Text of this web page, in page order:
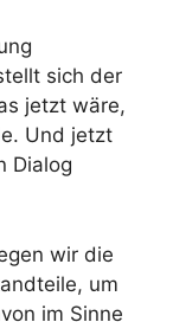
sich der
jetzt wäre,
Und jetzt
Dialog
wir die
um
im Sinne